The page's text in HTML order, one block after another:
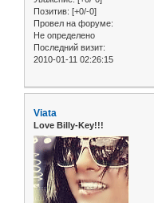
Позитив: [+0/-0]
Провел на форуме:
Не определено
Последний визит:
2010-01-11 02:26:15
Viata
Love Billy-Key!!!